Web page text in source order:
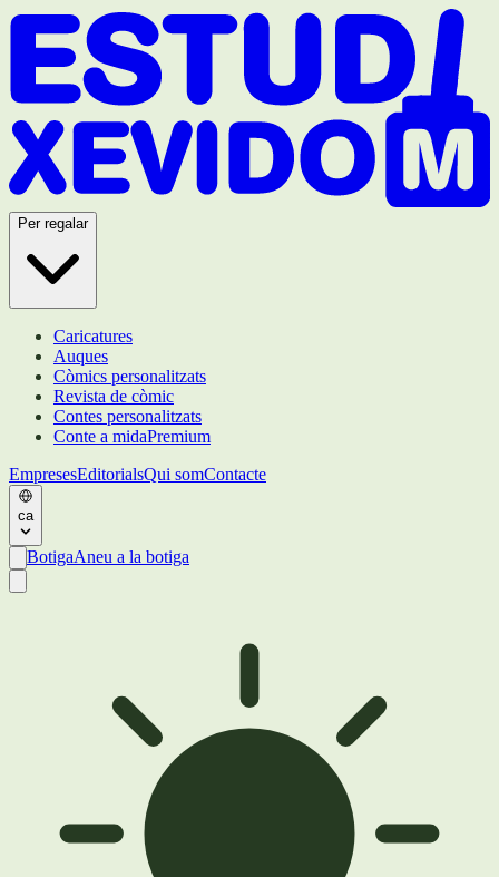
Per regalar
Caricatures
Auques
Còmics personalitzats
Revista de còmic
Contes personalitzats
Conte a midaPremium
EmpresesEditorialsQui somContacte
ca
BotigaAneu a la botiga